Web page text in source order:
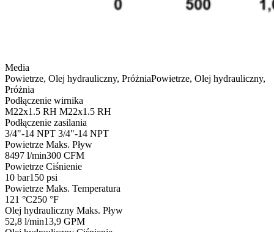
Media
Powietrze, Olej hydrauliczny, PróżniaPowietrze, Olej hydrauliczny,
Próżnia
Podłączenie wirnika
M22x1.5 RH M22x1.5 RH
Podłączenie zasilania
3/4"-14 NPT 3/4"-14 NPT
Powietrze Maks. Pływ
8497 l/min300 CFM
Powietrze Ciśnienie
10 bar150 psi
Powietrze Maks. Temperatura
121 °C250 °F
Olej hydrauliczny Maks. Pływ
52,8 l/min13,9 GPM